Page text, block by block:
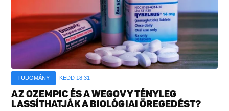
TUDOMÁNY KEDD 18:31
AZ OZEMPIC ÉS A WEGOVY TÉNYLEG
LASSÍTHATJÁK A BIOLÓGIAI ÖREGEDÉST?